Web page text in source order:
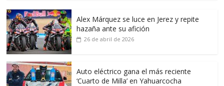
Alex Márquez se luce en Jerez y repite
hazaña ante su afición
26 de abril de 2026
Auto eléctrico gana el más reciente
‘Cuarto de Milla’ en Yahuarcocha